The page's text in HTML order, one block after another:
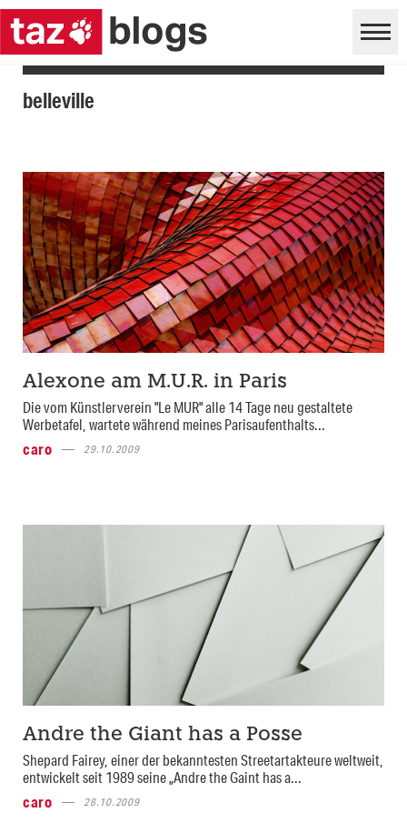
belleville
Alexone am M.U.R. in Paris
Die vom Künstlerverein "Le MUR" alle 14 Tage neu gestaltete
Werbetafel, wartete während meines Parisaufenthalts...
caro
29.10.2009
Andre the Giant has a Posse
Shepard Fairey, einer der bekanntesten Streetartakteure weltweit,
entwickelt seit 1989 seine „Andre the Gaint has a...
caro
28.10.2009